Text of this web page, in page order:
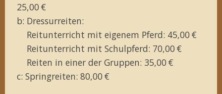
25,00 €
b: Dressurreiten:
Reitunterricht mit eigenem Pferd: 45,00 €
Reitunterricht mit Schulpferd: 70,00 €
Reiten in einer der Gruppen: 35,00 €
c: Springreiten: 80,00 €